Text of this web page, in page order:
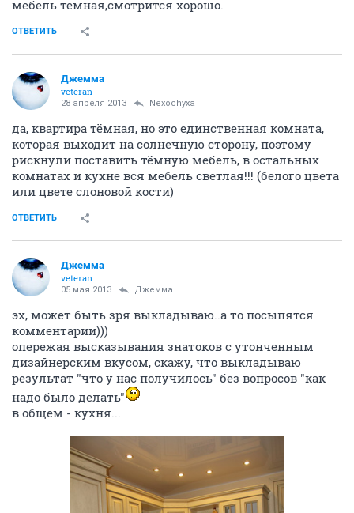
мебель темная,смотрится хорошо.
ОТВЕТИТЬ
Джемма
veteran
28 апреля 2013 Nexochyxa
да, квартира тёмная, но это единственная комната,
которая выходит на солнечную сторону, поэтому
рискнули поставить тёмную мебель, в остальных
комнатах и кухне вся мебель светлая!!! (белого цвета
или цвете слоновой кости)
ОТВЕТИТЬ
Джемма
veteran
05 мая 2013 Джемма
эх, может быть зря выкладываю..а то посыпятся
комментарии)))
опережая высказывания знатоков с утонченным
дизайнерским вкусом, скажу, что выкладываю
результат "что у нас получилось" без вопросов "как
надо было делать"
в общем - кухня...